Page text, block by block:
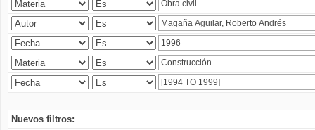
Nuevos filtros: